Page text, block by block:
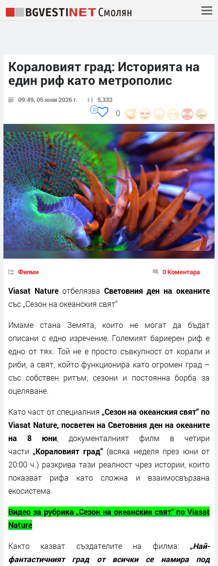
Кораловият град: Историята на
един риф като метрополис
09:49, 05 юни 2026 г. 5,332
0
0
Филми 0 Коментара
Viasat Natureотбелязва Световния ден на океаните
със „Сезон на океанския свят“
Имаме стана Земята, които не могат да бъдат
описани с едно изречение. Големият бариерен риф е
едно от тях. Той не е просто съвкупност от корали и
риби, а свят, който функционира като огромен град –
със собствен ритъм, сезони и постоянна борба за
оцеляване.
Като част от специалния „Сезон на океанския свят“ по
Viasat Nature, посветен на Световния ден на океаните
на 8 юни , документалният филм в четири
части„Кораловият град“(всяка неделя през юни от
20:00 ч.) разкрива тази реалност чрез истории, които
показват рифа като сложна и взаимосвързана
екосистема.
Видео за рубрика „Сезон на океанския свят“ по Viasat
Nature
Както казват създателите на филма: „Най-
фантастичният град от всички се намира под